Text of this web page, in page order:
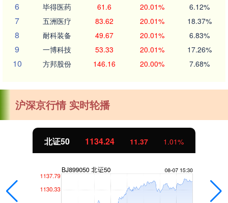
6 毕得医药 61.6 20.01% 6.12%
7 五洲医疗 83.62 20.01% 18.37%
8 耐科装备 49.67 20.01% 6.83%
9 一博科技 53.33 20.01% 17.26%
10 方邦股份 146.16 20.00% 7.68%
沪深京行情 实时轮播
北证50 1134.24 11.37 1.01%